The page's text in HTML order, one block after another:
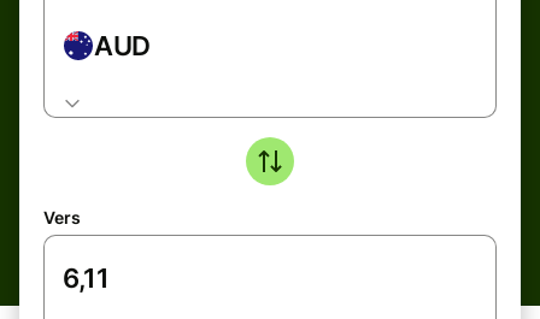
AUD
Vers